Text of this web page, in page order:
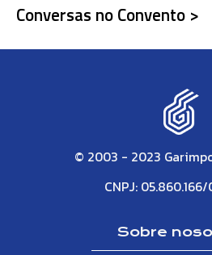
Conversas no Convento >
© 2003 - 2023
CNPJ:
Sobre